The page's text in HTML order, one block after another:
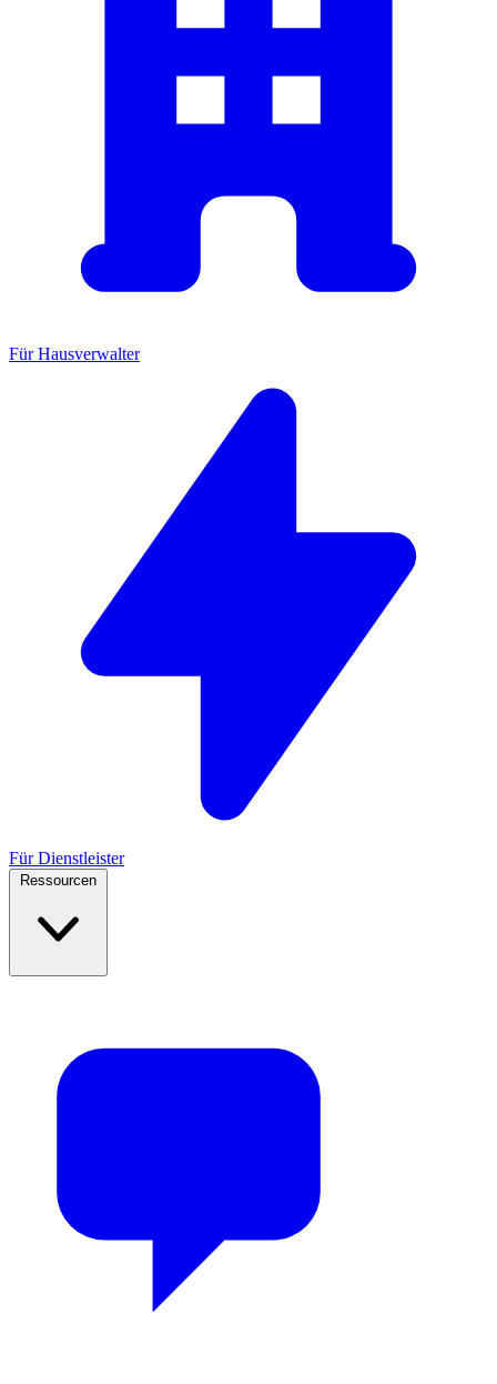
Für Hausverwalter
Für Dienstleister